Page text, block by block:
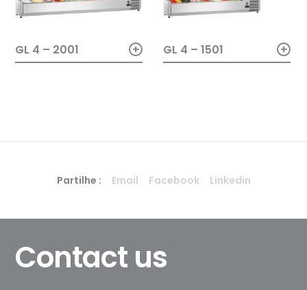
GL 4 – 2001 + GL 4 – 1501 +
Partilhe : Email Facebook Linkedin
Contact us